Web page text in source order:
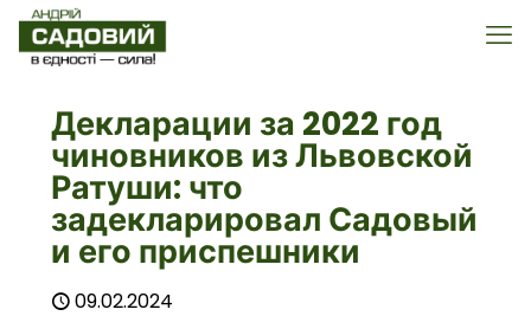
Декларации за 2022 год
чиновников из Львовской
Ратуши: что
задекларировал Садовый
и его приспешники
09.02.2024